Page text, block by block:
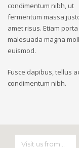
condimentum nibh, ut
fermentum massa
amet risus. Etiam
malesuada magna
euismod.
Fusce dapibus, tellus
condimentum nibh.